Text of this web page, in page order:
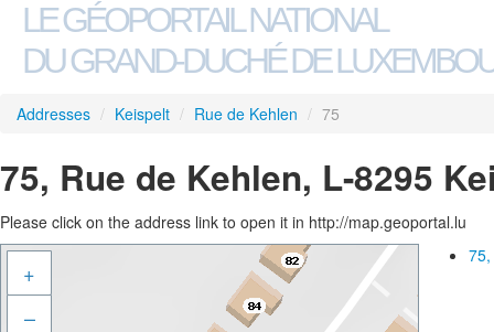
LE GÉOPORTAIL NATIONAL
DU GRAND-DUCHÉ DE
Addresses / Keispelt / Rue de Kehlen / 75
75, Rue de Kehlen, L-8295
Please click on the address link to open it in http://map.geoportal.lu
+
–